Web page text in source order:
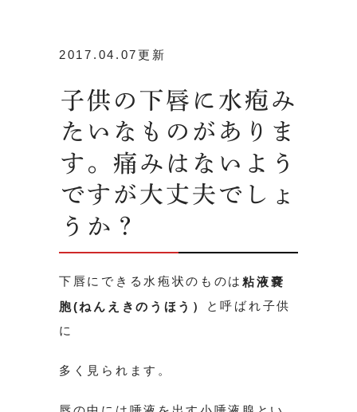
2017.04.07更新
子供の下唇に水疱み
たいなものがありま
す。痛みはないよう
ですが大丈夫でしょ
うか？
下唇にできる水疱状のものは粘液嚢
胞(ねんえきのうほう）
と呼ばれ子供
に
多く見られます。